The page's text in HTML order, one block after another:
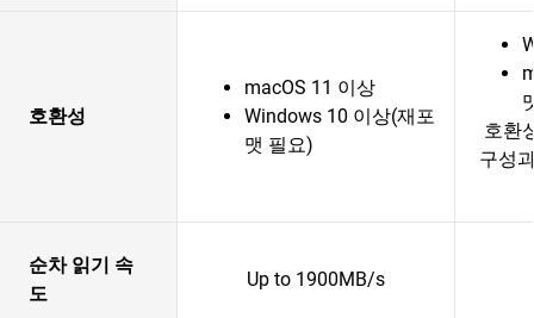
호환성
macOS 11 이상
Windows 10 이상(재포
맷 필요)
호환
구성
순차 읽기 속
도
Up to 1900MB/s